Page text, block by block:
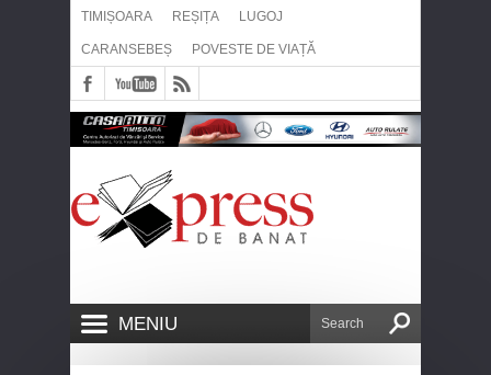
TIMIȘOARA REȘIȚA LUGOJ
CARANSEBEȘ POVESTE DE VIAȚĂ
MENIU